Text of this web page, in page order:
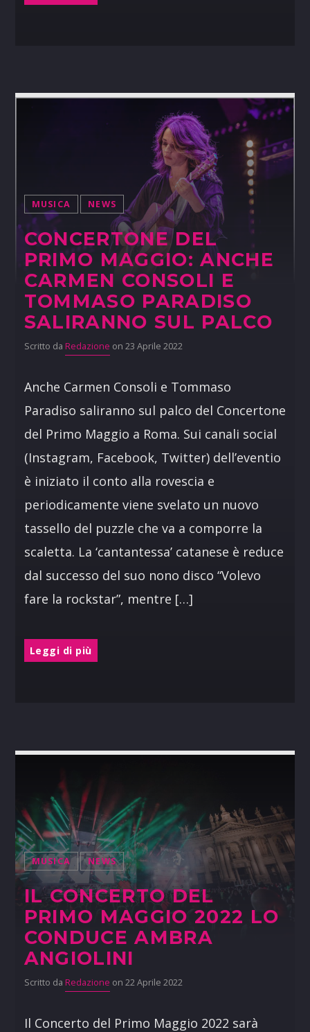
MUSICA NEWS
CONCERTONE DEL
PRIMO MAGGIO: ANCHE
CARMEN CONSOLI E
TOMMASO PARADISO
SALIRANNO SUL PALCO
Scritto da Redazione on 23 Aprile 2022
Anche Carmen Consoli e Tommaso
Paradiso saliranno sul palco del Concertone
del Primo Maggio a Roma. Sui canali social
(Instagram, Facebook, Twitter) dell’eventio
è iniziato il conto alla rovescia e
periodicamente viene svelato un nuovo
tassello del puzzle che va a comporre la
scaletta. La ‘cantantessa’ catanese è reduce
dal successo del suo nono disco “Volevo
fare la rockstar”, mentre […]
Leggi di più
MUSICA NEWS
IL CONCERTO DEL
PRIMO MAGGIO 2022 LO
CONDUCE AMBRA
ANGIOLINI
Scritto da Redazione on 22 Aprile 2022
Il Concerto del Primo Maggio 2022 sarà